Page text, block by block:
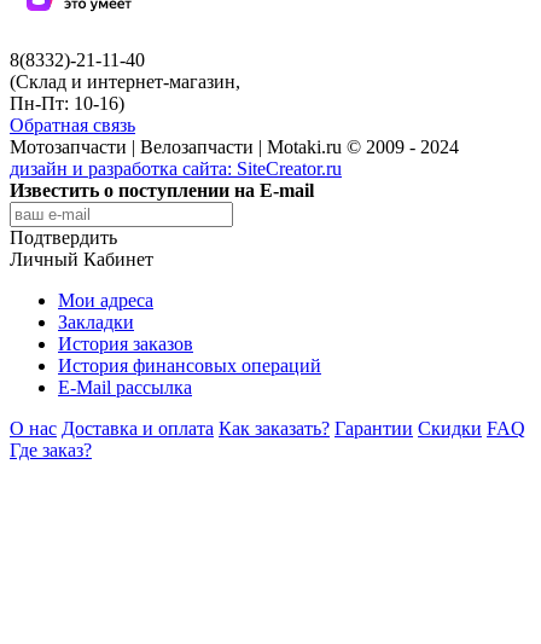
8(8332)-21-11-40
(Склад и интернет-магазин,
Пн-Пт: 10-16)
Обратная связь
Мотозапчасти | Велозапчасти | Motaki.ru © 2009 - 2024
дизайн и разработка сайта: SiteCreator.ru
Известить о поступлении на E-mail
Подтвердить
Личный Кабинет
Мои адреса
Закладки
История заказов
История финансовых операций
E-Mail рассылка
О нас Доставка и оплата Как заказать? Гарантии Скидки FAQ
Где заказ?